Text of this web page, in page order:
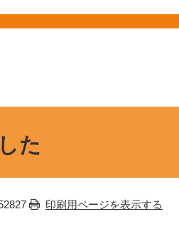
た
印刷用ページを表示する